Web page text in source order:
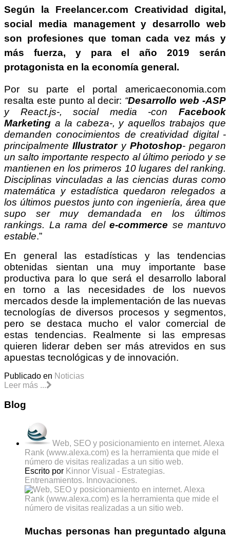
Según la Freelancer.com Creatividad digital,
social media management y desarrollo web
son profesiones que toman cada vez más y
más fuerza, y para el año 2019 serán
protagonista en la economía general.
Por su parte el portal americaeconomia.com
resalta este punto al decir: “Desarrollo web -ASP
y React.js-, social media -con Facebook
Marketing a la cabeza-, y aquellos trabajos que
demanden conocimientos de creatividad digital -
principalmenteIllustratory Photoshop- pegaron
un salto importante respecto al último periodo y se
mantienen en los primeros 10 lugares del ranking.
Disciplinas vinculadas a las ciencias duras como
matemática y estadística quedaron relegados a
los últimos puestos junto con ingeniería, área que
supo ser muy demandada en los últimos
rankings. La rama del e-commerce se mantuvo
estable.”
En general las estadísticas y las tendencias
obtenidas sientan una muy importante base
productiva para lo que será el desarrollo laboral
en torno a las necesidades de los nuevos
mercados desde la implementación de las nuevas
tecnologías de diversos procesos y segmentos,
pero se destaca mucho el valor comercial de
estas tendencias. Realmente si las empresas
quieren liderar deben ser más atrevidos en sus
apuestas tecnológicas y de innovación.
Publicado en Noticias
Leer más ...
Blog
Web, SEO y posicionamiento en internet. Alexa
Rank (www.alexa.com) es la herramienta que mide el
número de visitas realizadas a un sitio web.
Escrito por Kinnor Visual - Estrategias.
Entrenamientos. Innovaciones.
Muchas personas han preguntado alguna